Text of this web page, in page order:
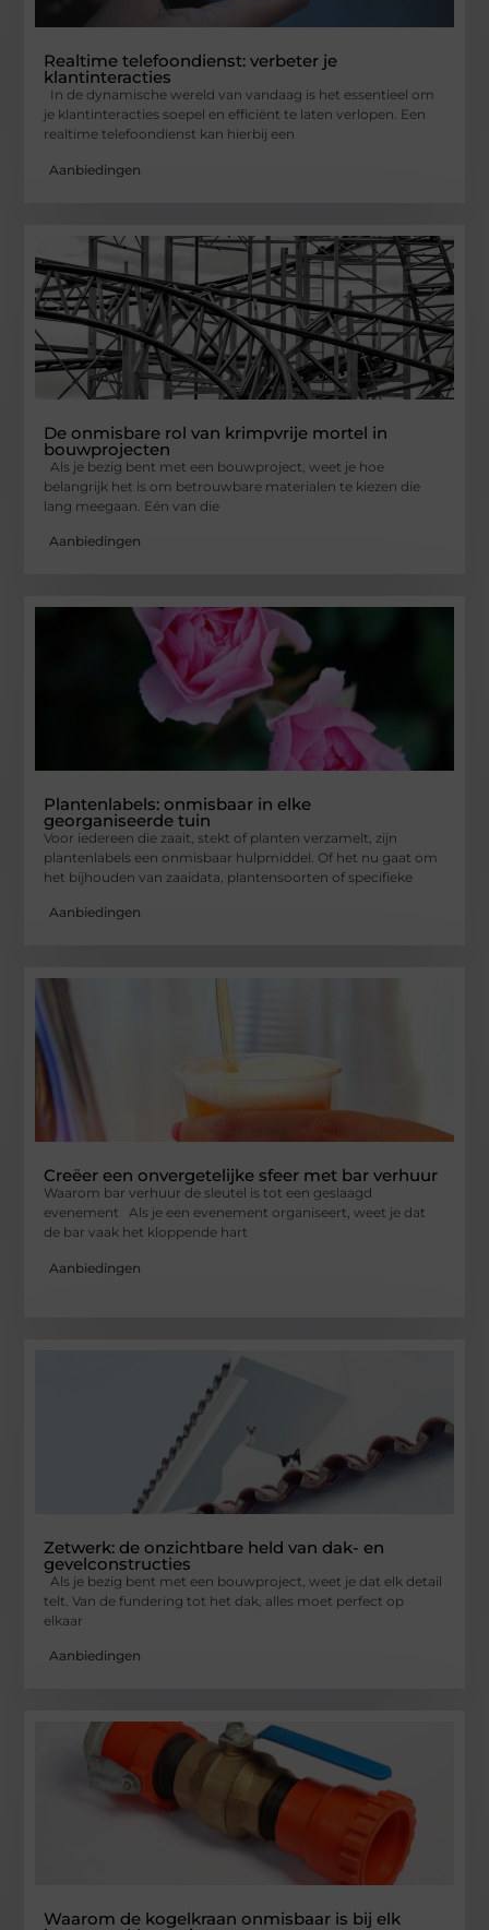
Realtime telefoondienst: verbeter je
klantinteracties
In de dynamische wereld van vandaag is het essentieel om
je klantinteracties soepel en efficiënt te laten verlopen. Een
realtime telefoondienst kan hierbij een
Aanbiedingen
De onmisbare rol van krimpvrije mortel in
bouwprojecten
Als je bezig bent met een bouwproject, weet je hoe
belangrijk het is om betrouwbare materialen te kiezen die
lang meegaan. Eén van die
Aanbiedingen
Plantenlabels: onmisbaar in elke
georganiseerde tuin
Voor iedereen die zaait, stekt of planten verzamelt, zijn
plantenlabels een onmisbaar hulpmiddel. Of het nu gaat om
het bijhouden van zaaidata, plantensoorten of specifieke
Aanbiedingen
Creëer een onvergetelijke sfeer met bar verhuur
Waarom bar verhuur de sleutel is tot een geslaagd
evenement Als je een evenement organiseert, weet je dat
de bar vaak het kloppende hart
Aanbiedingen
Zetwerk: de onzichtbare held van dak- en
gevelconstructies
Als je bezig bent met een bouwproject, weet je dat elk detail
telt. Van de fundering tot het dak, alles moet perfect op
elkaar
Aanbiedingen
Waarom de kogelkraan onmisbaar is bij elk